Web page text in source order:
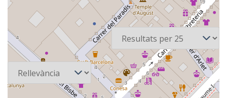
2 recursos Per pàgina
Ordena